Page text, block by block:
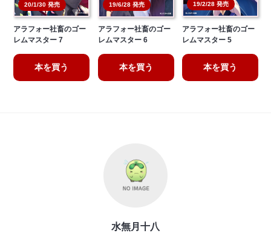
20/1/30 発売
アラフォー社畜のゴー
レムマスター 7
本を買う
19/6/28 発売
アラフォー社畜のゴー
レムマスター 6
本を買う
19/2/28 発売
アラフォー社畜のゴー
レムマスター 5
本を買う
水無月十八